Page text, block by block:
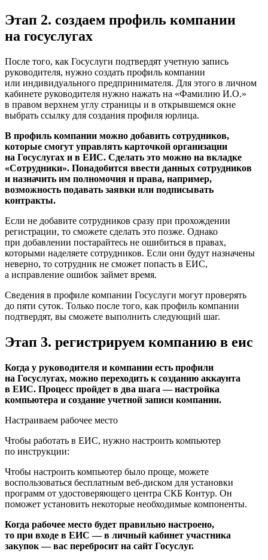
Этап 2. создаем профиль компании
на госуслугах
После того, как Госуслуги подтвердят учетную запись
руководителя, нужно создать профиль компании
или индивидуального предпринимателя. Для этого в личном
кабинете руководителя нужно нажать на «Фамилию И.О.»
в правом верхнем углу страницы и в открывшемся окне
выбрать ссылку для создания профиля юрлица.
В профиль компании можно добавить сотрудников,
которые смогут управлять карточкой организации
на Госуслугах и в ЕИС. Сделать это можно на вкладке
«Сотрудники». Понадобится ввести данных сотрудников
и назначить им полномочия и права, например,
возможность подавать заявки или подписывать
контракты.
Если не добавите сотрудников сразу при прохождении
регистрации, то сможете сделать это позже. Однако
при добавлении постарайтесь не ошибиться в правах,
которыми наделяете сотрудников. Если они будут назначены
неверно, то сотрудник не сможет попасть в ЕИС,
а исправление ошибок займет время.
Сведения в профиле компании Госуслуги могут проверять
до пяти суток. Только после того, как профиль компании
подтвердят, вы сможете выполнить следующий шаг.
Этап 3. регистрируем компанию в еис
Когда у руководителя и компании есть профили
на Госуслугах, можно переходить к созданию аккаунта
в ЕИС. Процесс пройдет в два шага — настройка
компьютера и создание учетной записи компании.
Настраиваем рабочее место
Чтобы работать в ЕИС, нужно настроить компьютер
по инструкции:
Чтобы настроить компьютер было проще, можете
воспользоваться бесплатным веб-диском для установки
программ от удостоверяющего центра СКБ Контур. Он
поможет установить некоторые необходимые компоненты.
Когда рабочее место будет правильно настроено,
то при входе в ЕИС — в личный кабинет участника
закупок — вас перебросит на сайт Госуслуг.